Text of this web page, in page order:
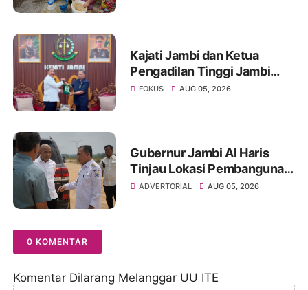
Kajati Jambi dan Ketua
Pengadilan Tinggi Jambi
Berkomitmen Perkuat
FOKUS AUG 05, 2026
Gubernur Jambi Al Haris
Tinjau Lokasi Pembangunan
Sekolah Rakyat dan Lokasi
ADVERTORIAL AUG 05, 2026
0 KOMENTAR
Komentar Dilarang Melanggar UU ITE